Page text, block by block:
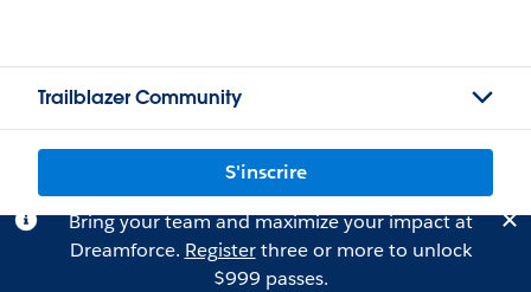
Trailblazer Community
S'inscrire
Bring your team and maximize your impact at
Dreamforce. Registerthree or more to unlock
$999 passes.